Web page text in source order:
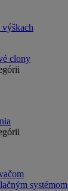
clony
systémom